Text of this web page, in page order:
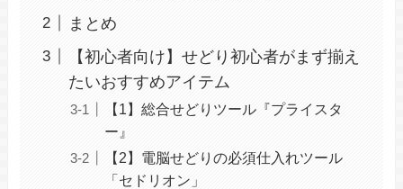
まとめ
【初心者向け】せどり初心者がまず揃え
たいおすすめアイテム
【1】総合せどりツール『プライスタ
ー』
【2】電脳せどりの必須仕入れツール
「セドリオン」